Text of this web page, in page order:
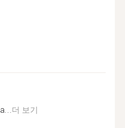
더 보기